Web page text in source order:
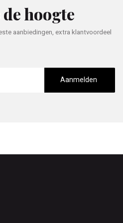
hoogte
aanbiedingen, extra klantvoordeel
Aanmelden